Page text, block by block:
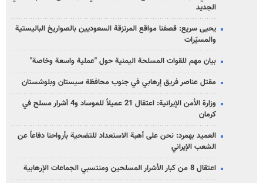
الجديد
يحيى سريع: قصفنا مواقع المرتزقة السعوديين بالصواريخ الباليستية
والمسيّرات
بيان مهم للقوات المسلحة اليمنية حول "عملية واسعة وخاصة"
مقتل عناصر فريق إرهابي في جنوب محافظة سيستان وبلوشستان
وزارة الأمن الإيرانية: اعتقال 21 عميلاً للموساد و4 أشرار مسلح في
كرمان
العميد بهمرد: نحن على أهبة الاستعداد للتضحية بأرواحنا دفاعاً عن
الشعب الإيراني
اعتقال 8 من كبار الأشرار المسلحين ومنتسبي الجماعات الإرهابية